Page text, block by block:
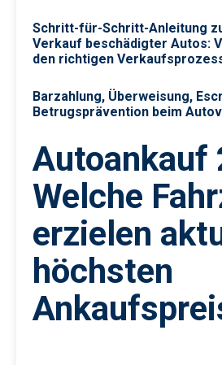
Schritt-für-Schritt-Anleitung
Verkauf beschädigter Autos:
den richtigen
Barzahlung, Überweisung,
Betrugsprävention beim
Autoankauf
Welche
erzielen
höchsten